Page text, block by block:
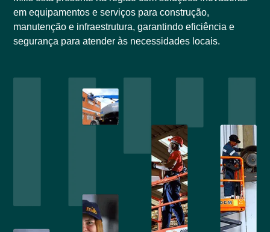
em equipamentos e serviços para construção,
manutenção e infraestrutura, garantindo eficiência e
segurança para atender às necessidades locais.